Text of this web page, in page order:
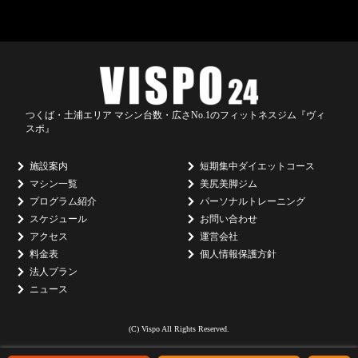
つくば・土浦エリア マシン台数・広さNo.1のフィットネスジム『ヴィ
スポ』
施設案内
マシン一覧
プログラム紹介
スケジュール
アクセス
料金表
法人プラン
ニュース
短期集中ダイエットコース
美尻美脚ジム
パーソナルトレーニング
お問い合わせ
運営会社
個人情報保護方針
(C) Vispo All Rights Reserved.